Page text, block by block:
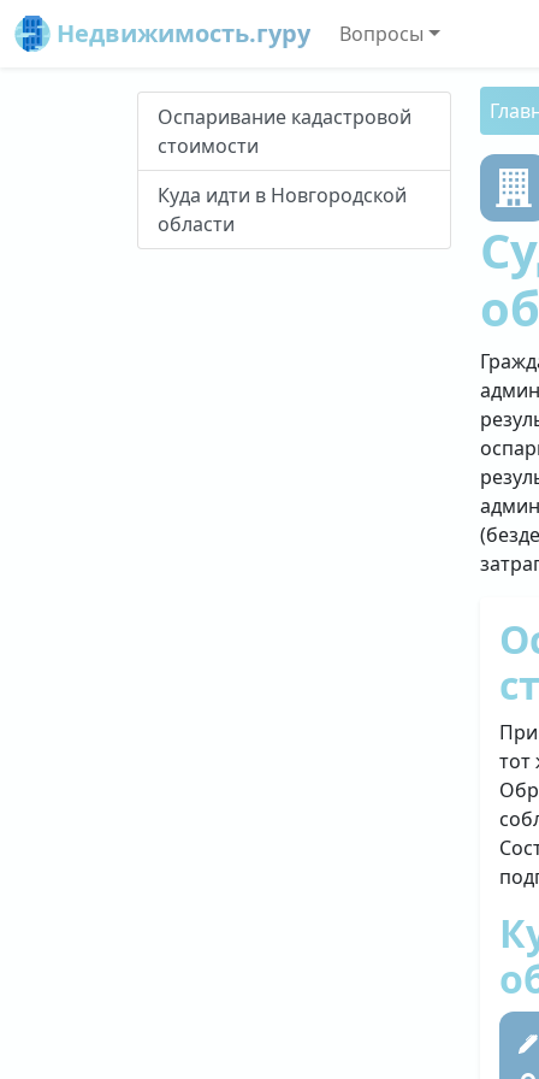
Недвижимость.гуру Вопросы
Оспаривание кадастровой
стоимости
Куда идти в Новгородской
области
При
тот